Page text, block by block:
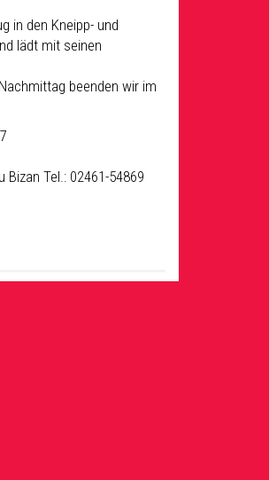
in den Kneipp- und
lädt mit seinen
beenden wir im
Tel.: 02461-54869